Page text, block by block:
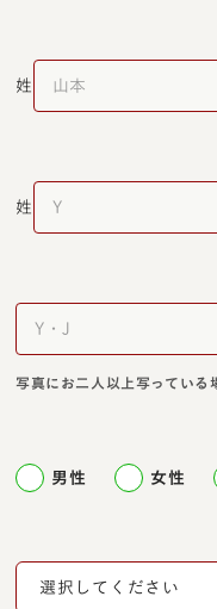
姓
姓
写真にお二人以上写っている
男性 女性